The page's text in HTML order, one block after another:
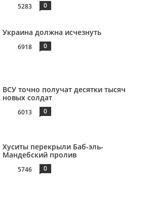
5283 0
Украина должна исчезнуть
6918 0
ВСУ точно получат десятки тысяч
новых солдат
6013 0
Хуситы перекрыли Баб-эль-
Мандебский пролив
5746 0